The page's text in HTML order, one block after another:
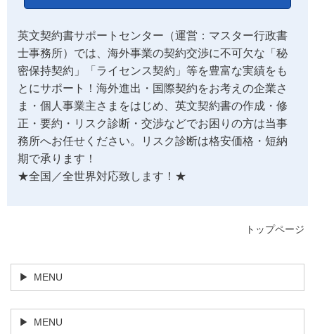
英文契約書サポートセンター（運営：マスター行政書
士事務所）では、海外事業の契約交渉に不可欠な「秘
密保持契約」「ライセンス契約」等を豊富な実績をも
とにサポート！海外進出・国際契約をお考えの企業さ
ま・個人事業主さまをはじめ、英文契約書の作成・修
正・要約・リスク診断・交渉などでお困りの方は当事
務所へお任せください。リスク診断は格安価格・短納
期で承ります！
★全国／全世界対応致します！★
トップページ
MENU
MENU